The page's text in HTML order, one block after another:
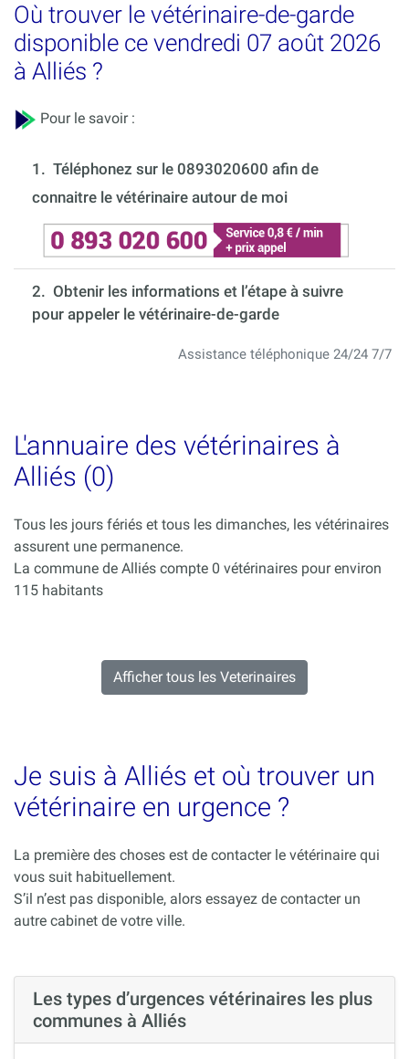
Où trouver le vétérinaire-de-garde
disponible ce vendredi 07 août 2026
à Alliés ?
Pour le savoir :
1. Téléphonez sur le 0893020600 afin de
connaitre le vétérinaire autour de moi
2. Obtenir les informations et l’étape à suivre
pour appeler le vétérinaire-de-garde
Assistance téléphonique 24/24 7/7
L'annuaire des vétérinaires à
Alliés (0)
Tous les jours fériés et tous les dimanches, les vétérinaires
assurent une permanence.
La commune de Alliés compte 0 vétérinaires pour environ
115 habitants
Afficher tous les Veterinaires
Je suis à Alliés et où trouver un
vétérinaire en urgence ?
La première des choses est de contacter le vétérinaire qui
vous suit habituellement.
S’il n’est pas disponible, alors essayez de contacter un
autre cabinet de votre ville.
Les types d’urgences vétérinaires les plus
communes à Alliés